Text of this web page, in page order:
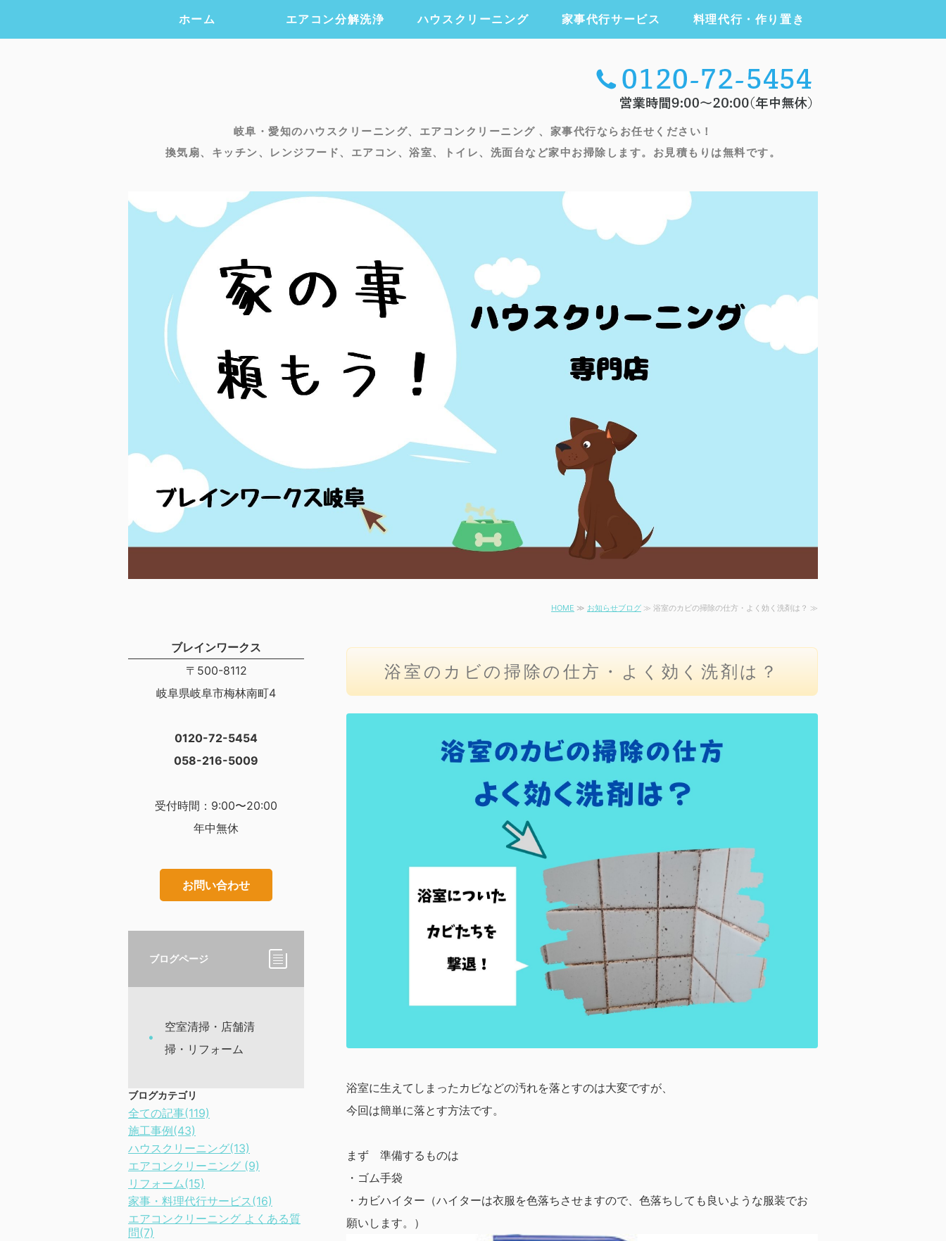
エアコンクリーニング・ハウスクリーニング・家
岐阜・愛知のハウスクリーニング、エアコンクリーニング 、家事代行ならお任せください！
換気扇、キッチン、レンジフード、エアコン、浴室、トイレ、洗面台など家中お掃除します。お見積もりは無料です。
ホーム エアコン分解洗浄 ハウスクリーニング 家事代行サービス 料理代行・作り置き
HOME ≫ お知らせブログ ≫ 浴室のカビの掃除の仕方・よく効く洗剤は？ ≫
浴室のカビの掃除の仕方・よく効く洗剤は？
浴室に生えてしまったカビなどの汚れを落とすのは大変ですが、
今回は簡単に落とす方法です。
まず 準備するものは
・ゴム手袋
・カビハイター（ハイターは衣服を色落ちさせますので、色落ちしても良いような服装でお
願いします。）
ブレインワークス
〒500-8112
岐阜県岐阜市梅林南町4
0120-72-5454
058-216-5009
受付時間：9:00〜20:00
年中無休
お問い合わせ
ブログページ
空室清掃・店舗清
掃・リフォーム
ブログカテゴリ
全ての記事(119)
施工事例(43)
ハウスクリーニング(13)
エアコンクリーニング (9)
リフォーム(15)
家事・料理代行サービス(16)
エアコンクリーニング よくある質
問(7)